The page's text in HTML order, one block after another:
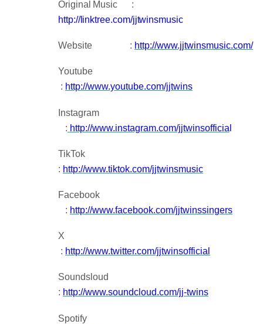
Original Music
:
http://linktree.com/jjtwinsmusic
Website : http://www.jjtwinsmusic.com/
Youtube
: http://www.youtube.com/jjtwins
Instagram
: http://www.instagram.com/jjtwinsofficia
TikTok
: http://www.tiktok.com/jjtwinsmusic
Facebook
: http://www.facebook.com/jjtwinssingers
X
: http://www.twitter.com/jjtwinsofficial
Soundsloud
: http://www.soundcloud.com/jj-twins
Spotify